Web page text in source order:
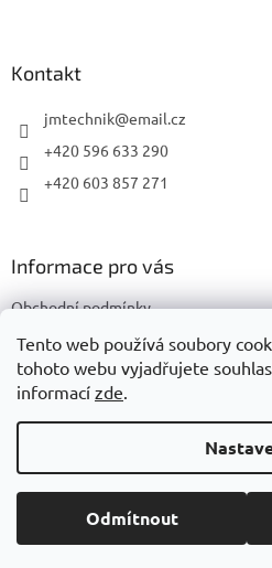
Tento web používá soubory
tohoto webu vyjadřujete
informací zde.
Odmítnout
Kontakt
jmtechnik@email.cz
+420 596 633 290
+420 603 857 271
Informace pro vás
Obchodní podmínky
Podmínky ochrany osobních údajů
Copyright 2026JMTechnik.